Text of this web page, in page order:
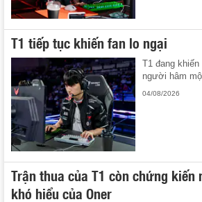
T1 tiếp tục khiến fan lo ngại
T1 đang
người hâm
04/08/2026
Trận thua của T1 còn chứng
khó hiểu của Oner